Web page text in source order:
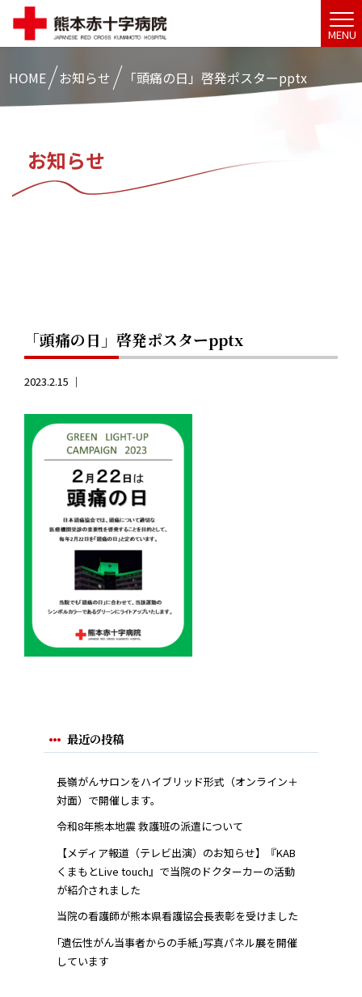
MENU
HOME お知らせ 「頭痛の日」啓発ポスターpptx
お知らせ
「頭痛の日」啓発ポスターpptx
2023.2.15 ｜
最近の投稿
長嶺がんサロンをハイブリッド形式（オンライン＋
対面）で開催します。
令和8年熊本地震 救護班の派遣について
【メディア報道（テレビ出演）のお知らせ】『KAB
くまもとLive touch』で当院のドクターカーの活動
が紹介されました
当院の看護師が熊本県看護協会長表彰を受けました
｢遺伝性がん当事者からの手紙｣写真パネル展を開催
しています